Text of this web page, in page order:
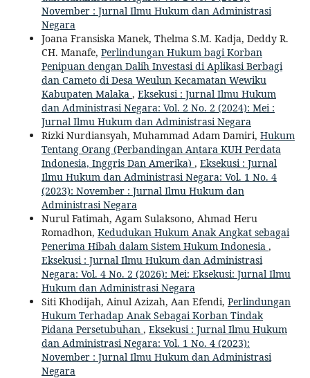
November : Jurnal Ilmu Hukum dan Administrasi
Negara
Joana Fransiska Manek, Thelma S.M. Kadja, Deddy R.
CH. Manafe, Perlindungan Hukum bagi Korban
Penipuan dengan Dalih Investasi di Aplikasi Berbagi
dan Cameto di Desa Weulun Kecamatan Wewiku
Kabupaten Malaka , Eksekusi : Jurnal Ilmu Hukum
dan Administrasi Negara: Vol. 2 No. 2 (2024): Mei :
Jurnal Ilmu Hukum dan Administrasi Negara
Rizki Nurdiansyah, Muhammad Adam Damiri, Hukum
Tentang Orang (Perbandingan Antara KUH Perdata
Indonesia, Inggris Dan Amerika) , Eksekusi : Jurnal
Ilmu Hukum dan Administrasi Negara: Vol. 1 No. 4
(2023): November : Jurnal Ilmu Hukum dan
Administrasi Negara
Nurul Fatimah, Agam Sulaksono, Ahmad Heru
Romadhon, Kedudukan Hukum Anak Angkat sebagai
Penerima Hibah dalam Sistem Hukum Indonesia ,
Eksekusi : Jurnal Ilmu Hukum dan Administrasi
Negara: Vol. 4 No. 2 (2026): Mei: Eksekusi: Jurnal Ilmu
Hukum dan Administrasi Negara
Siti Khodijah, Ainul Azizah, Aan Efendi, Perlindungan
Hukum Terhadap Anak Sebagai Korban Tindak
Pidana Persetubuhan , Eksekusi : Jurnal Ilmu Hukum
dan Administrasi Negara: Vol. 1 No. 4 (2023):
November : Jurnal Ilmu Hukum dan Administrasi
Negara